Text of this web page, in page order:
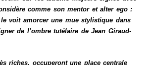
comme son mentor et alter ego :
voit amorcer une mue stylistique dans
de l’ombre tutélaire de Jean Giraud-
riches, occuperont une place centrale